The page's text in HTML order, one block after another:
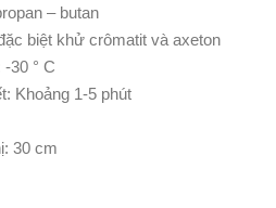
– butan
biệt khử crômatit và axeton
-30 ° C
Khoảng 1-5 phút
30 cm